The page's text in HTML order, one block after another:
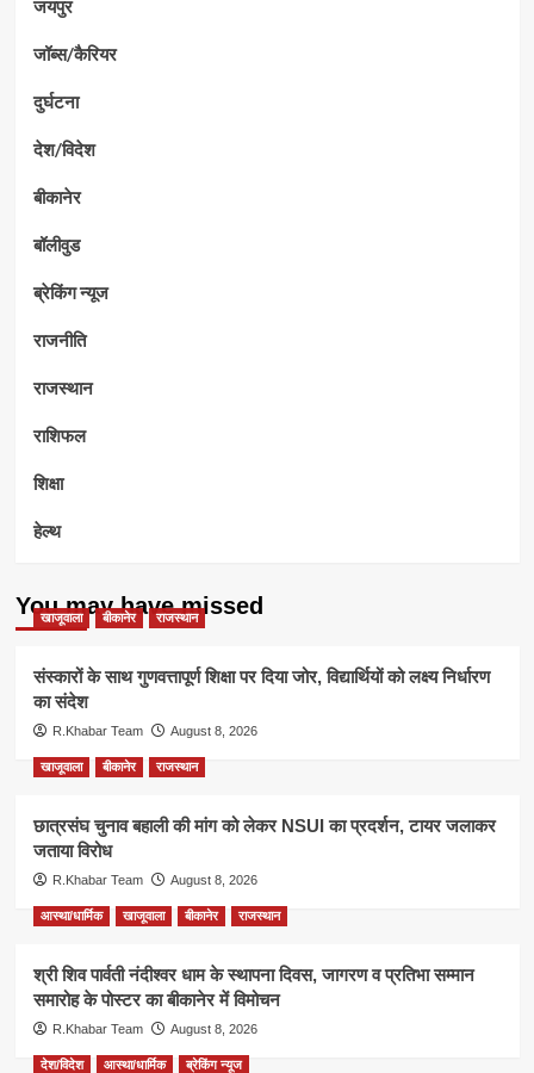
जयपुर
जॉब्स/कैरियर
दुर्घटना
देश/विदेश
बीकानेर
बॉलीवुड
ब्रेकिंग न्यूज
राजनीति
राजस्थान
राशिफल
शिक्षा
हेल्थ
You may have missed
खाजूवाला बीकानेर राजस्थान
संस्कारों के साथ गुणवत्तापूर्ण शिक्षा पर दिया जोर, विद्यार्थियों को लक्ष्य निर्धारण
का संदेश
R.Khabar Team August 8, 2026
खाजूवाला बीकानेर राजस्थान
छात्रसंघ चुनाव बहाली की मांग को लेकर NSUI का प्रदर्शन, टायर जलाकर
जताया विरोध
R.Khabar Team August 8, 2026
आस्था/धार्मिक खाजूवाला बीकानेर राजस्थान
श्री शिव पार्वती नंदीश्वर धाम के स्थापना दिवस, जागरण व प्रतिभा सम्मान
समारोह के पोस्टर का बीकानेर में विमोचन
R.Khabar Team August 8, 2026
देश/विदेश आस्था/धार्मिक ब्रेकिंग न्यूज